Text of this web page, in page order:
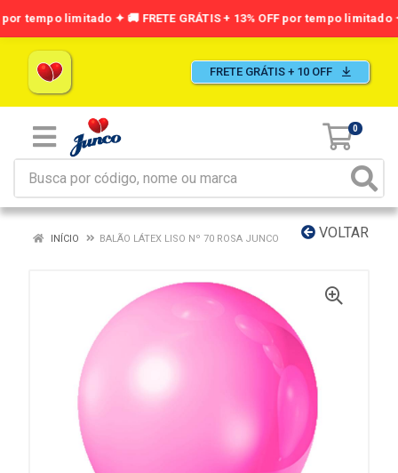
FRETE GRÁTIS + 10 OFF
0
VOLTAR
INÍCIO BALÃO LÁTEX LISO Nº 70 ROSA JUNCO